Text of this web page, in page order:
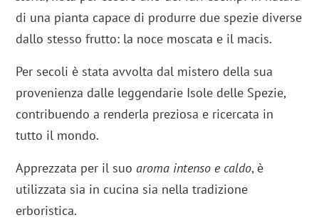
di una pianta capace di produrre due spezie diverse
dallo stesso frutto: la noce moscata e il macis.
Per secoli è stata avvolta dal mistero della sua
provenienza dalle leggendarie Isole delle Spezie,
contribuendo a renderla preziosa e ricercata in
tutto il mondo.
Apprezzata per il suoaroma intenso e caldo, è
utilizzata sia in cucina sia nella tradizione
erboristica.